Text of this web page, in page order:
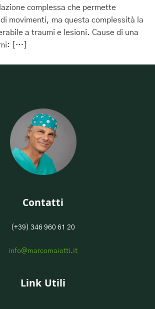
complessa che permette
di movimenti, ma questa complessità la
a traumi e lesioni. Cause di una
[…]
Contatti
(+39) 346 960 61 20
info@marcomaiotti.it
Link Utili